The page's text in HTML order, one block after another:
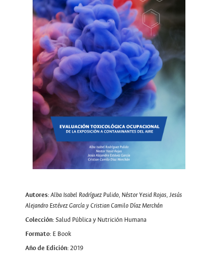
Autores: Alba Isabel Rodríguez Pulido, Néstor Yesid Rojas, Jesús
Alejandro Estévez García y Cristian Camilo Díaz Merchán
Colección:Salud Pública y Nutrición Humana
Formato: E Book
Año de Edición:2019